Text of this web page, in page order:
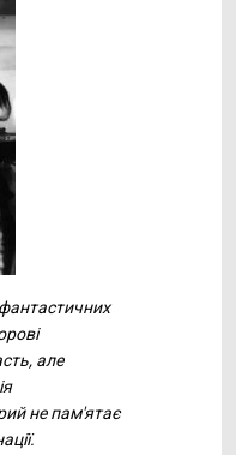
але
не пам'ятає